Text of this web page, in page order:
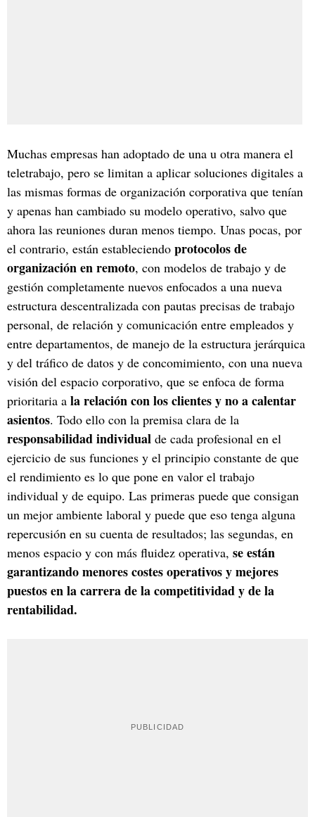
Muchas empresas han adoptado de una u otra manera el
teletrabajo, pero se limitan a aplicar soluciones digitales a
las mismas formas de organización corporativa que tenían
y apenas han cambiado su modelo operativo, salvo que
ahora las reuniones duran menos tiempo. Unas pocas, por
el contrario, están estableciendo protocolos de
organización en remoto, con modelos de trabajo y de
gestión completamente nuevos enfocados a una nueva
estructura descentralizada con pautas precisas de trabajo
personal, de relación y comunicación entre empleados y
entre departamentos, de manejo de la estructura jerárquica
y del tráfico de datos y de concomimiento, con una nueva
visión del espacio corporativo, que se enfoca de forma
prioritaria a la relación con los clientes y no a calentar
asientos. Todo ello con la premisa clara de la
responsabilidad individual de cada profesional en el
ejercicio de sus funciones y el principio constante de que
el rendimiento es lo que pone en valor el trabajo
individual y de equipo. Las primeras puede que consigan
un mejor ambiente laboral y puede que eso tenga alguna
repercusión en su cuenta de resultados; las segundas, en
menos espacio y con más fluidez operativa, se están
garantizando menores costes operativos y mejores
puestos en la carrera de la competitividad y de la
rentabilidad.